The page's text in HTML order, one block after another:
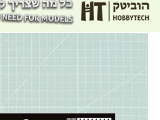
zoom_out זום (הקטנה)
זום (הגדלה)
ניגודיות בהירה